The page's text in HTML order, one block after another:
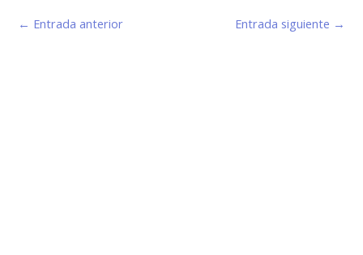
← Entrada anterior Entrada siguiente →